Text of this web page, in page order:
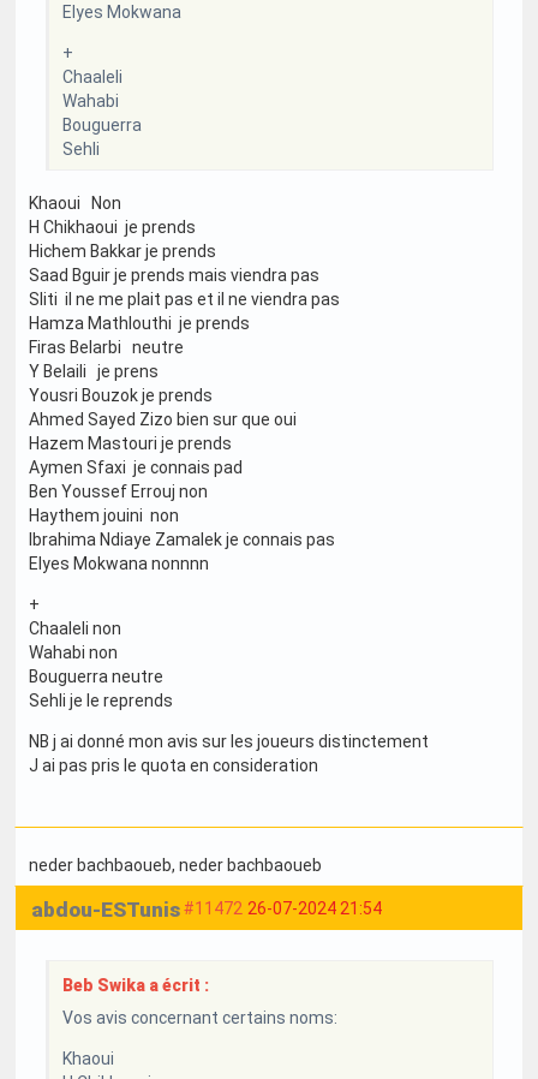
Elyes Mokwana
+
Chaaleli
Wahabi
Bouguerra
Sehli
Khaoui Non
H Chikhaoui je prends
Hichem Bakkar je prends
Saad Bguir je prends mais viendra pas
Sliti il ne me plait pas et il ne viendra pas
Hamza Mathlouthi je prends
Firas Belarbi neutre
Y Belaili je prens
Yousri Bouzok je prends
Ahmed Sayed Zizo bien sur que oui
Hazem Mastouri je prends
Aymen Sfaxi je connais pad
Ben Youssef Errouj non
Haythem jouini non
Ibrahima Ndiaye Zamalek je connais pas
Elyes Mokwana nonnnn
+
Chaaleli non
Wahabi non
Bouguerra neutre
Sehli je le reprends
NB j ai donné mon avis sur les joueurs distinctement
J ai pas pris le quota en consideration
neder bachbaoueb, neder bachbaoueb
#11472 26-07-2024 21:54
abdou-ESTunis
Beb Swika a écrit :
Vos avis concernant certains noms:
Khaoui